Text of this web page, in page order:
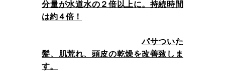
分量が水道水の２倍以上に。持続時間
は約４倍！
パサついた
髪、肌荒れ、頭皮の乾燥を改善致しま
す。